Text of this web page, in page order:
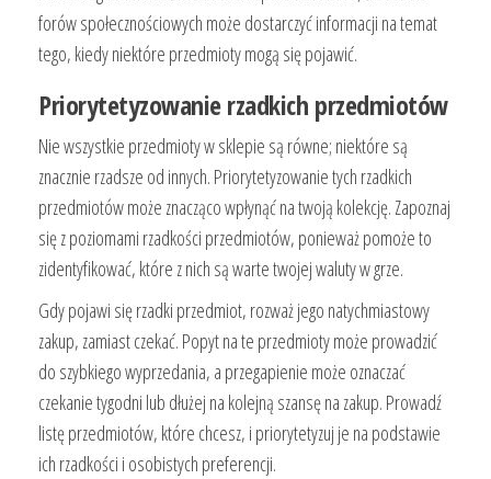
forów społecznościowych może dostarczyć informacji na temat
tego, kiedy niektóre przedmioty mogą się pojawić.
Priorytetyzowanie rzadkich przedmiotów
Nie wszystkie przedmioty w sklepie są równe; niektóre są
znacznie rzadsze od innych. Priorytetyzowanie tych rzadkich
przedmiotów może znacząco wpłynąć na twoją kolekcję. Zapoznaj
się z poziomami rzadkości przedmiotów, ponieważ pomoże to
zidentyfikować, które z nich są warte twojej waluty w grze.
Gdy pojawi się rzadki przedmiot, rozważ jego natychmiastowy
zakup, zamiast czekać. Popyt na te przedmioty może prowadzić
do szybkiego wyprzedania, a przegapienie może oznaczać
czekanie tygodni lub dłużej na kolejną szansę na zakup. Prowadź
listę przedmiotów, które chcesz, i priorytetyzuj je na podstawie
ich rzadkości i osobistych preferencji.